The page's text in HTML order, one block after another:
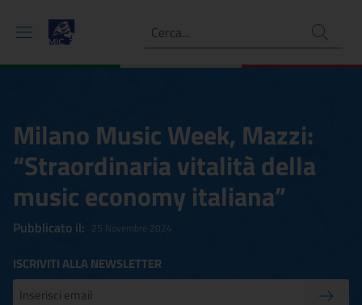
Ricerca
Milano Music Week, Mazzi:
“Straordinaria vitalità della
music economy italiana”
Pubblicato il: 25 Novembre 2024
ISCRIVITI ALLA NEWSLETTER
Inserisci la tua mail